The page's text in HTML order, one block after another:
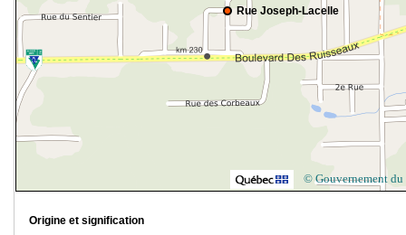
Rue Joseph-Lacelle
© Gouvernement du
Origine et signification